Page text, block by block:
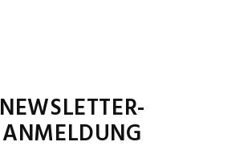
NEWSLETTER-
ANMELDUNG